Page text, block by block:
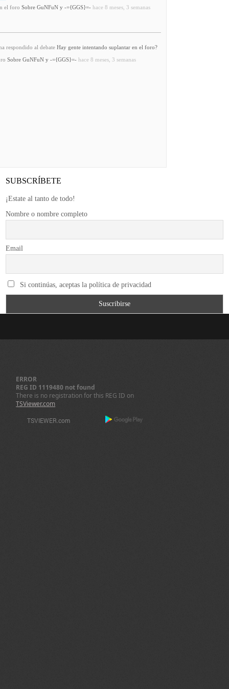
el foro Sobre GuNFuN y -={GGS}=- hace 8 meses, 3 semanas
respondido al debate Hay gente intentando suplantar en el foro?
Sobre GuNFuN y -={GGS}=- hace 8 meses, 3 semanas
SUBSCRÍBETE
¡Estate al tanto de todo!
Nombre o nombre completo
Email
Si continúas, aceptas la política de privacidad
ERROR
REG ID 1119480 not found
There is no registration for this REG ID on
TSViewer.com